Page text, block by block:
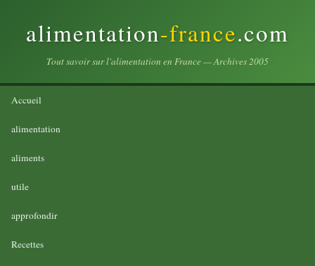
alimentation-france.com
Tout savoir sur l'alimentation en France — Archives 2005
Accueil
alimentation
aliments
utile
approfondir
Recettes